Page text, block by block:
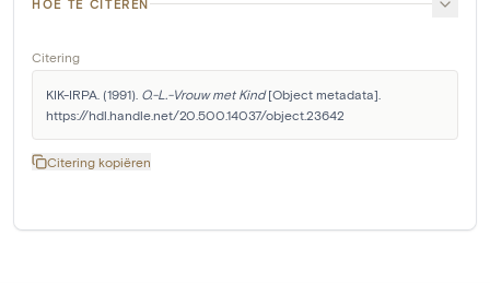
HOE TE CITEREN
Citering
KIK-IRPA. (1991). O.-L.-Vrouw met Kind [Object metadata].
https://hdl.handle.net/20.500.14037/object.23642
Citering kopiëren